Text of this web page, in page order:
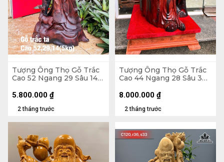
Tượng Ông Thọ Gỗ Trắc
Cao 52 Ngang 29 Sâu 14
2 tháng trước
5.800.000 ₫
Tượng Ông Thọ Gỗ Trắc
Cao 44 Ngang 28 Sâu 30
2 tháng trước
8.000.000 ₫